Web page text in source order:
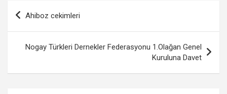
Yazı
Ahiboz cekimleri
Nogay Türkleri Dernekler Federasyonu 1.Olağan Genel
Kuruluna Davet